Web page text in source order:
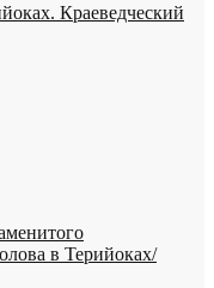
Краеведческий
в Терийоках/